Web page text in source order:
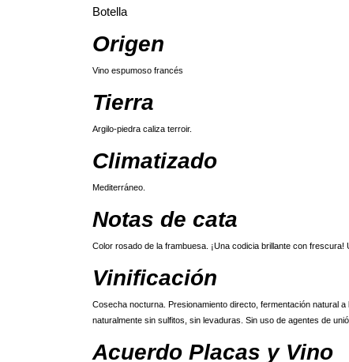
Botella
Origen
Vino espumoso francés
Tierra
Argilo-piedra caliza terroir.
Climatizado
Mediterráneo.
Notas de cata
Color rosado de la frambuesa. ¡Una codicia brillante con
Vinificación
Cosecha nocturna. Presionamiento directo, fermentación natural
naturalmente sin sulfitos, sin levaduras. Sin uso de agentes de
Acuerdo Placas y Vino